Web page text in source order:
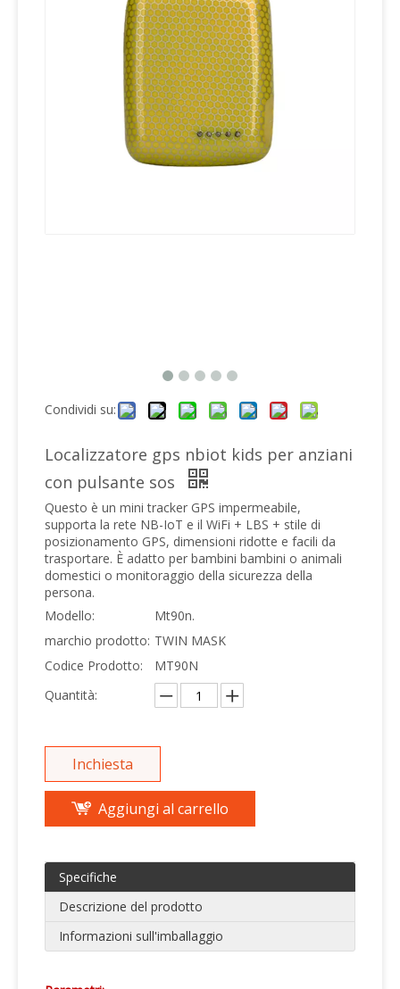
Condividi su:
Localizzatore gps nbiot kids per anziani
con pulsante sos
Questo è un mini tracker GPS impermeabile,
supporta la rete NB-IoT e il WiFi + LBS + stile di
posizionamento GPS, dimensioni ridotte e facili da
trasportare. È adatto per bambini bambini o animali
domestici o monitoraggio della sicurezza della
persona.
Modello:
Mt90n.
marchio prodotto: TWIN MASK
Codice Prodotto:
MT90N
Quantità:
Inchiesta
Aggiungi al carrello
Specifiche
Descrizione del prodotto
Informazioni sull'imballaggio